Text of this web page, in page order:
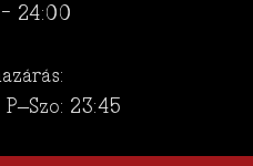
24:00
23:45